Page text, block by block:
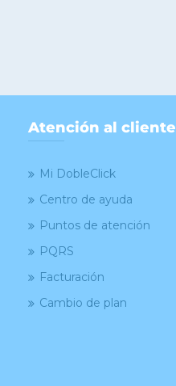
Atención al cliente
Mi DobleClick
Centro de ayuda
Puntos de atención
PQRS
Facturación
Cambio de plan